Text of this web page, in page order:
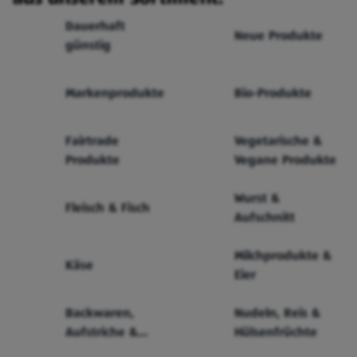
Dauerhaft
günstig
Neue Produkte
Markenprodukte Bio-Produkte
Fairtrade
Produkte
Vegetarische &
Vegane Produkte
Fleisch & Fisch
Wurst &
Aufschnitt
Käse
Milchprodukte &
Eier
Backwaren,
Aufstriche &
Nudeln, Reis &
Hülsenfrüchte